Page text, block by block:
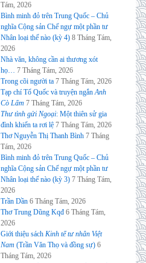
Tám, 2026
Bình minh đỏ trên Trung Quốc – Chủ
nghĩa Cộng sản Chế ngự một phần tư
Nhân loại thế nào (kỳ 4) 8 Tháng Tám,
2026
Nhà văn, không cần ai thương xót
họ… 7 Tháng Tám, 2026
Trong cõi người ta 7 Tháng Tám, 2026
Tạp chí Tổ Quốc và truyện ngắnAnh
Cò Lấm 7 Tháng Tám, 2026
Thư tình gửi Ngoại: Một thiên sử gia
đình khiến ta rơi lệ 7 Tháng Tám, 2026
Thơ Nguyễn Thị Thanh Bình 7 Tháng
Tám, 2026
Bình minh đỏ trên Trung Quốc – Chủ
nghĩa Cộng sản Chế ngự một phần tư
Nhân loại thế nào (kỳ 3) 7 Tháng Tám,
2026
Trần Dần 6 Tháng Tám, 2026
Thơ Trung Dũng Kqđ 6 Tháng Tám,
2026
Giới thiệu sách Kinh tế tư nhân Việt
Nam (Trần Văn Thọ và đồng sự) 6
Tháng Tám, 2026